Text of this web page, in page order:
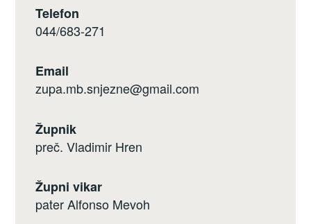
Telefon
044/683-271
Email
zupa.mb.snjezne@gmail.com
Župnik
preč. Vladimir Hren
Župni vikar
pater Alfonso Mevoh